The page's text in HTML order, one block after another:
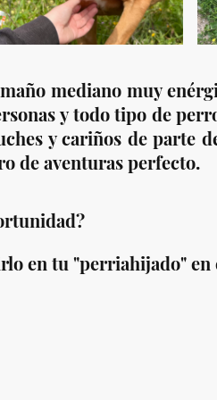
mediano muy
y todo tipo de
y cariños de parte
de aventuras perfecto.
en tu "perriahijado" en